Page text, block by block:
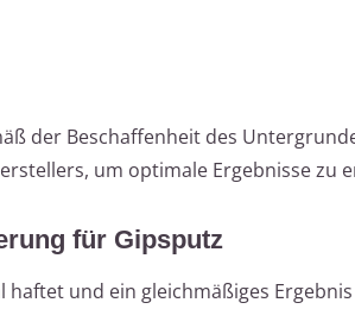
der Beschaffenheit des
um optimale Ergebnisse zu
für Gipsputz
und ein gleichmäßiges